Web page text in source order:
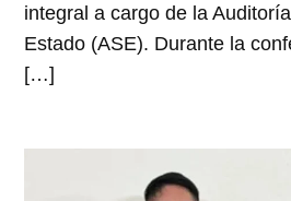
integral a cargo de la
Estado (ASE). Durante la
[…]